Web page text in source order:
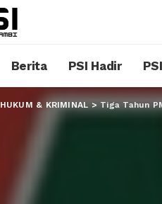
Berita PSI Hadir
HUKUM & KRIMINAL>Tiga Tahun